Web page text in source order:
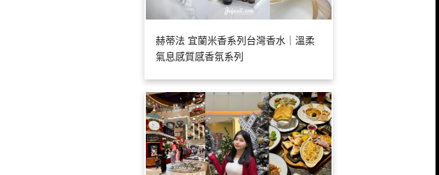
赫蒂法 宜蘭米香系列台灣香水｜溫柔
氣息感質感香氛系列